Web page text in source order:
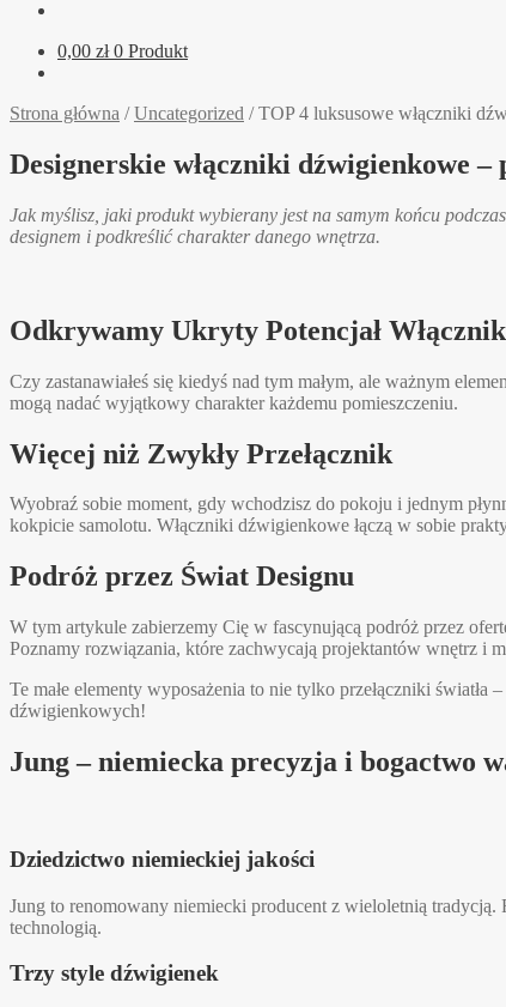
0,00 zł 0 Produkt
Strona główna /Uncategorized /TOP 4 luksusowe włączniki
Designerskie włączniki dźwigienkowe
Jak myślisz, jaki produkt wybierany jest na samym końcu
designem i podkreślić charakter danego wnętrza.
Odkrywamy Ukryty Potencjał
Czy zastanawiałeś się kiedyś nad tym małym, ale ważnym
mogą nadać wyjątkowy charakter każdemu pomieszczeniu.
Więcej niż Zwykły Przełącznik
Wyobraź sobie moment, gdy wchodzisz do pokoju i jednym
kokpicie samolotu. Włączniki dźwigienkowe łączą w sobie
Podróż przez Świat Designu
W tym artykule zabierzemy Cię w fascynującą podróż przez
Poznamy rozwiązania, które zachwycają projektantów wnętrz i
Te małe elementy wyposażenia to nie tylko przełączniki
dźwigienkowych!
Jung – niemiecka precyzja i bogactwo
Dziedzictwo niemieckiej jakości
Jung to renomowany niemiecki producent z wieloletnią
technologią.
Trzy style dźwigienek